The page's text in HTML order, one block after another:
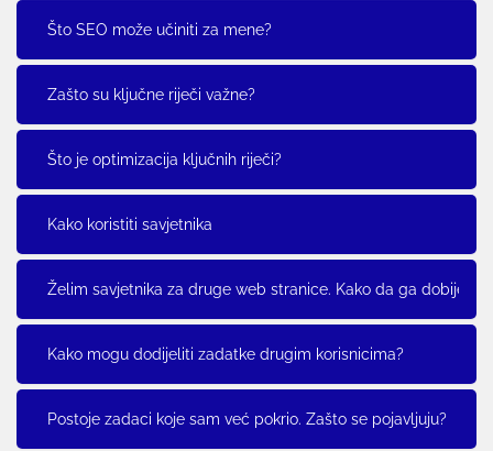
Što SEO može učiniti za mene?
Zašto su ključne riječi važne?
Što je optimizacija ključnih riječi?
Kako koristiti savjetnika
Želim savjetnika za druge web stranice. Kako da ga dobijem?
Kako mogu dodijeliti zadatke drugim korisnicima?
Postoje zadaci koje sam već pokrio. Zašto se pojavljuju?